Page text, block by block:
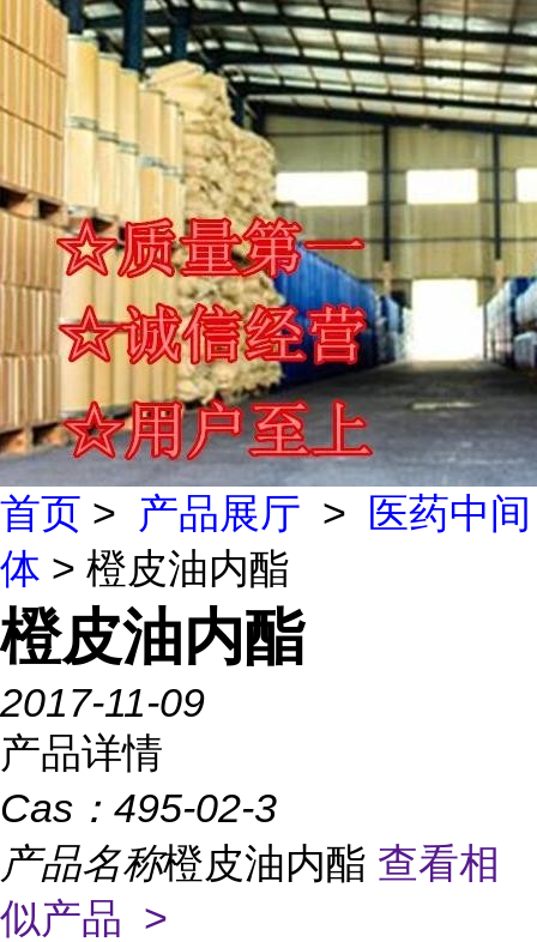
首页 > 产品展厅 >
医药中间
体 > 橙皮油内酯
橙皮油内酯
2017-11-09
产品详情
Cas： 495-02-3
产品名称橙皮油内酯 查看相
似产品 >